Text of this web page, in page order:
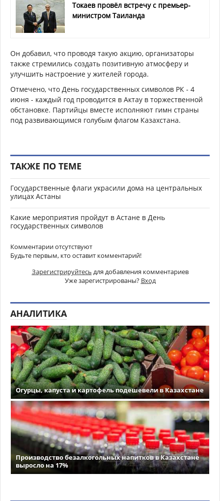
Токаев провёл встречу с премьер-
министром Таиланда
Он добавил, что проводя такую акцию, организаторы
также стремились создать позитивную атмосферу и
улучшить настроение у жителей города.
Отмечено, что День государственных символов РК - 4
июня - каждый год проводится в Актау в торжественной
обстановке. Партийцы вместе исполняют гимн страны
под развивающимся голубым флагом Казахстана.
ТАКЖЕ ПО ТЕМЕ
Государственные флаги украсили дома на центральных
улицах Астаны
Какие мероприятия пройдут в Астане в День
государственных символов
Комментарии отсутствуют
Будьте первым, кто оставит комментарий!
Зарегистрируйтесь для добавления комментариев
Уже зарегистрированы? Вход
АНАЛИТИКА
Огурцы, капуста и картофель подешевели в Казахстане
Производство безалкогольных напитков в Казахстане
выросло на 17%